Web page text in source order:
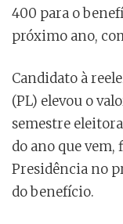
400 para o
próximo ano,
Candidato à
(PL) elevou o
semestre
do ano que
Presidência no
do benefício.